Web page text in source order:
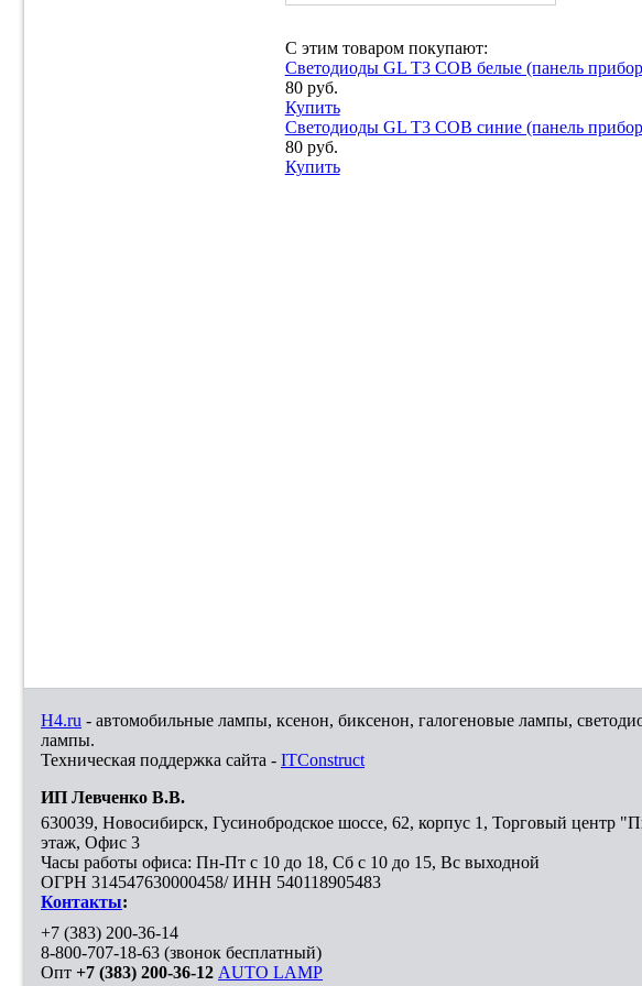
С этим товаром покупают:
Светодиоды GL T3 COB белые (панель
80 руб.
Купить
Светодиоды GL T3 COB синие (панель
80 руб.
Купить
H4.ru - автомобильные лампы, ксенон, биксенон, галогеновые лампы,
лампы.
Техническая поддержка сайта - ITConstruct
ИП Левченко В.В.
630039, Новосибирск, Гусинобродское шоссе, 62, корпус 1, Торговый центр
этаж, Офис 3
Часы работы офиса: Пн-Пт с 10 до 18, Сб с 10 до 15, Вс выходной
ОГРН 314547630000458/ ИНН 540118905483
Контакты:
+7 (383) 200-36-14
8-800-707-18-63 (звонок бесплатный)
Опт +7 (383) 200-36-12 AUTO LAMP